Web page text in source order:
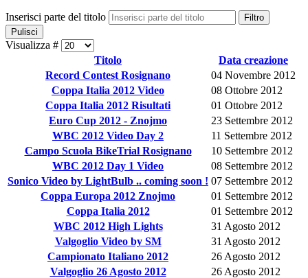
Inserisci parte del titolo
Filtro
Pulisci
Visualizza #
Titolo
Data creazione
Record Contest Rosignano
04 Novembre 2012
Coppa Italia 2012 Video
08 Ottobre 2012
Coppa Italia 2012 Risultati
01 Ottobre 2012
Euro Cup 2012 - Znojmo
23 Settembre 2012
WBC 2012 Video Day 2
11 Settembre 2012
Campo Scuola BikeTrial Rosignano
10 Settembre 2012
WBC 2012 Day 1 Video
08 Settembre 2012
Sonico Video by LightBulb .. coming soon ! 07 Settembre 2012
Coppa Europa 2012 Znojmo
01 Settembre 2012
Coppa Italia 2012
01 Settembre 2012
WBC 2012 High Lights
31 Agosto 2012
Valgoglio Video by SM
31 Agosto 2012
Campionato Italiano 2012
26 Agosto 2012
Valgoglio 26 Agosto 2012
26 Agosto 2012